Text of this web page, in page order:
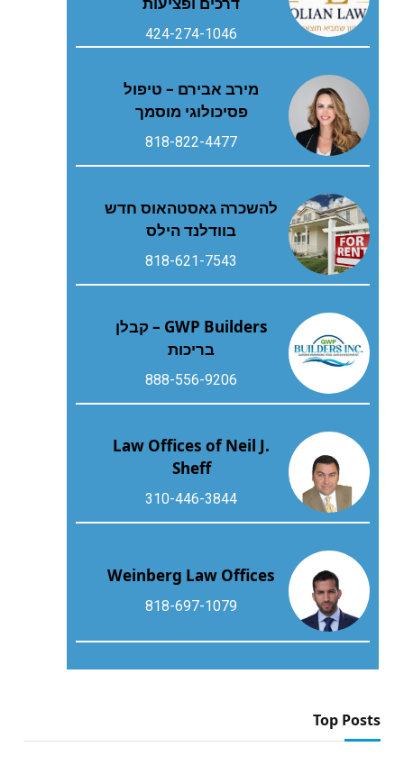
424-274-1046
מירב אבירם – טיפול
פסיכולוגי מוסמך
818-822-4477
להשכרה גאסטהאוס חדש
בוודלנד הילס
818-621-7543
GWP Builders – קבלן
בריכות
888-556-9206
Law Offices of Neil J.
Sheff
310-446-3844
Weinberg Law Offices
818-697-1079
Top Posts